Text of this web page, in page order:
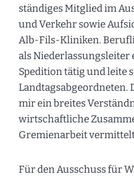
ständiges Mitglied im
und Verkehr sowie
Alb-Fils-Kliniken.
als
Spedition tätig und leite
Landtagsabgeordneten.
mir ein breites
wirtschaftliche
Gremienarbeit
Für den Ausschuss für